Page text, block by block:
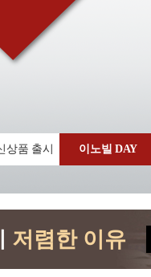
상품 출시 이노빌 DAY
저렴한 이유